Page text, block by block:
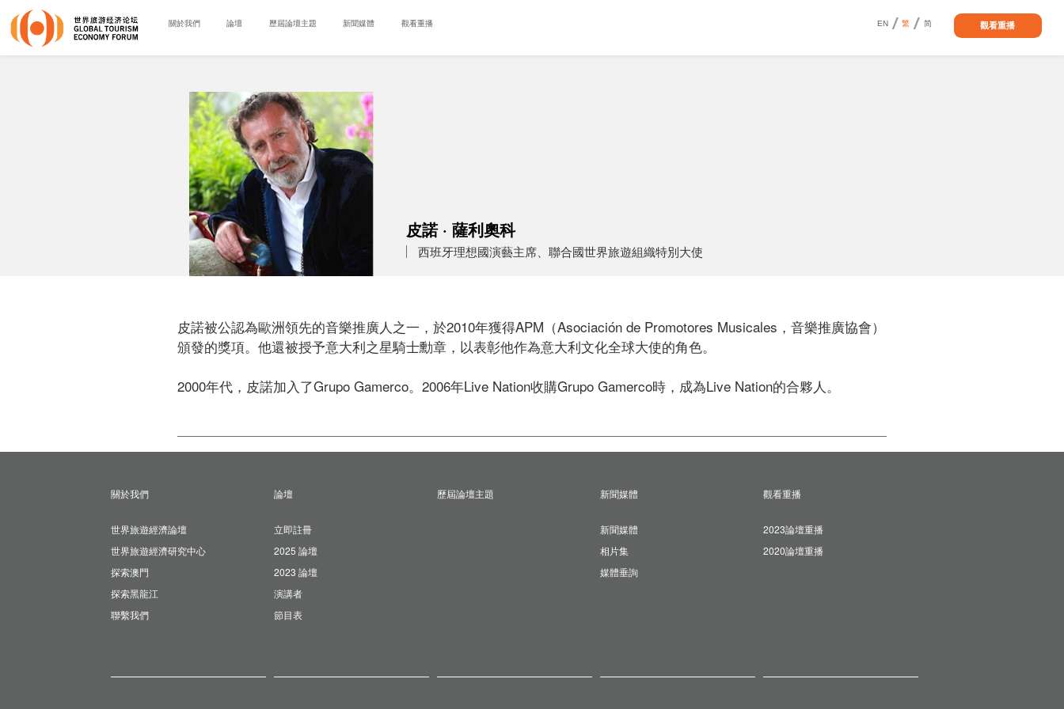
關於我們 論壇 歷屆論壇主題 新聞媒體 觀看重播 EN 繁 简 觀看重播
皮諾 · 薩利奧科
西班牙理想國演藝主席、聯合國世界旅遊組織特別大使
皮諾被公認為歐洲領先的音樂推廣人之一，於2010年獲得APM（Asociación de Promotores Musicales，音樂推廣協會）
頒發的獎項。他還被授予意大利之星騎士勳章，以表彰他作為意大利文化全球大使的角色。
2000年代，皮諾加入了Grupo Gamerco。2006年Live Nation收購Grupo Gamerco時，成為Live Nation的合夥人。
關於我們
世界旅遊經濟論壇
世界旅遊經濟研究中心
探索澳門
探索黑龍江
聯繫我們
論壇
立即註冊
2025 論壇
2023 論壇
演講者
節目表
歷屆論壇主題 新聞媒體
新聞媒體
相片集
媒體垂詢
觀看重播
2023論壇重播
2020論壇重播